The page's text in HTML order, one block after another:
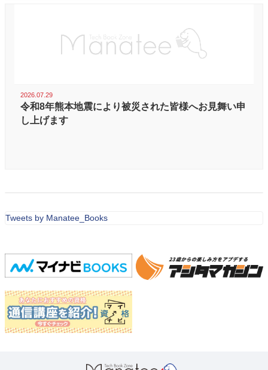
2026.07.29
令和8年熊本地震により被災された皆様へお見舞い申
し上げます
Tweets by Manatee_Books